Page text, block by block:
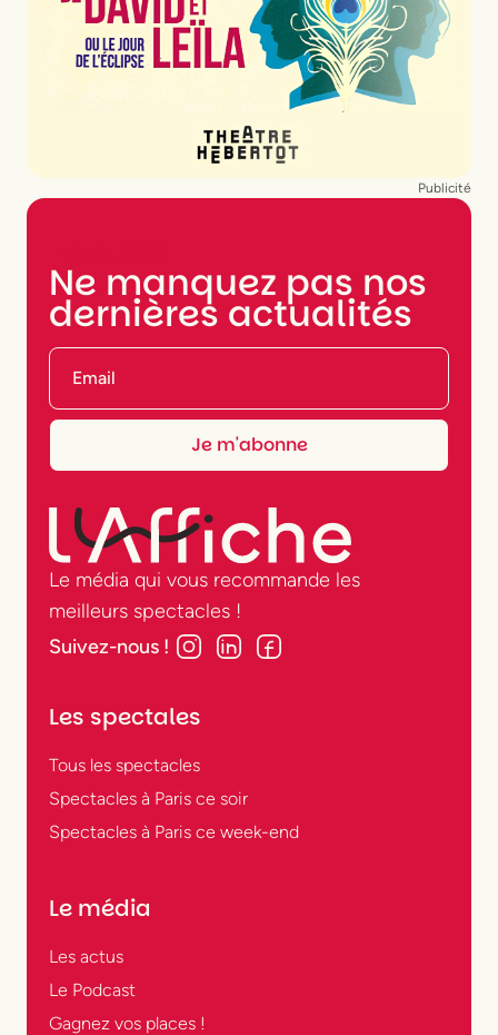
Publicité
Ne manquez pas nos
dernières actualités
Le média qui vous recommande les
meilleurs spectacles !
Suivez-nous !
Les spectales
Tous les spectacles
Spectacles à Paris ce soir
Spectacles à Paris ce week-end
Le média
Les actus
Le Podcast
Gagnez vos places !